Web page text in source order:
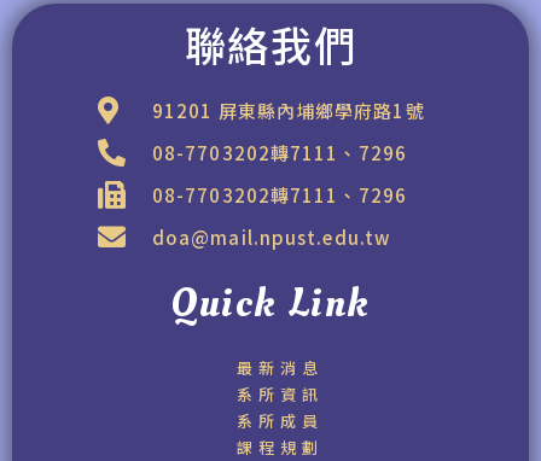
聯絡我們
91201 屏東縣內埔鄉學府路1號
08-7703202轉7111、7296
08-7703202轉7111、7296
doa@mail.npust.edu.tw
Quick Link
最新消息
系所資訊
系所成員
課程規劃